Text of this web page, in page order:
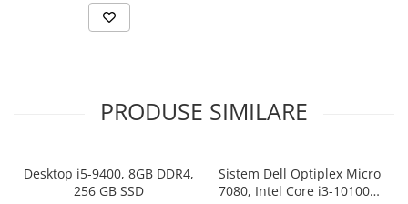
PRODUSE SIMILARE
Desktop i5-9400, 8GB DDR4,
256 GB SSD
Sistem Dell Optiplex Micro
7080, Intel Core i3-10100T,